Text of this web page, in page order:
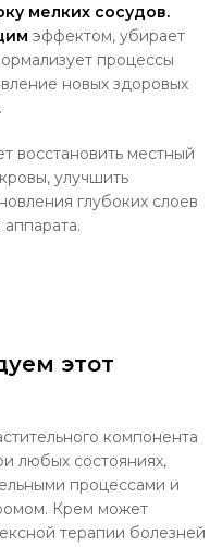
мелких сосудов.
эффектом, убирает
процессы
новых здоровых
восстановить местный
улучшить
глубоких слоев
этот
компонента
любых состояниях,
процессами и
Крем может
терапии болезней